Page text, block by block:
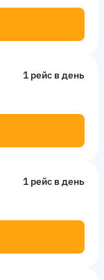
1 рейс в день
1 рейс в день